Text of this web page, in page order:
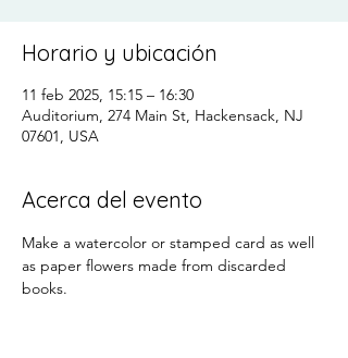
Horario y ubicación
11 feb 2025, 15:15 – 16:30
Auditorium, 274 Main St, Hackensack, NJ
07601, USA
Acerca del evento
Make a watercolor or stamped card as well
as paper flowers made from discarded
books.